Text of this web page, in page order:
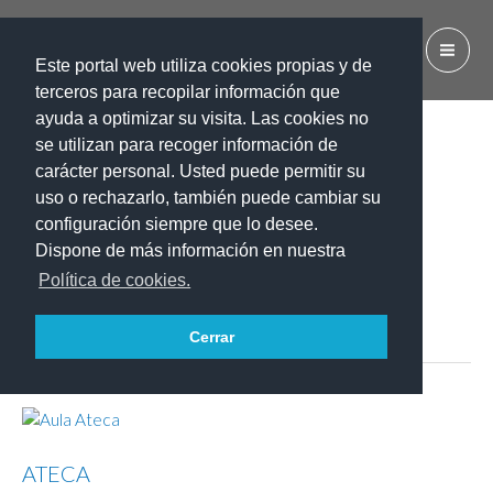
Este portal web utiliza cookies propias y de
terceros para recopilar información que
ayuda a optimizar su visita. Las cookies no
se utilizan para recoger información de
carácter personal. Usted puede permitir su
uso o rechazarlo, también puede cambiar su
configuración siempre que lo desee.
Dispone de más información en nuestra
Política de cookies.
Cerrar
contenido
Esther Gloria Bolaños Cabrera
ATECA